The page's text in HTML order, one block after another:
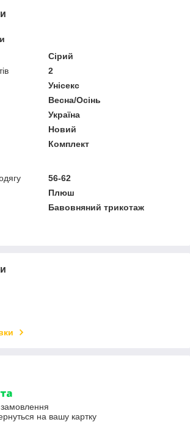
Сірий
2
Унісекс
Весна/Осінь
Україна
Новий
Комплект
56-62
Плюш
Бавовняний трикотаж
на вашу картку